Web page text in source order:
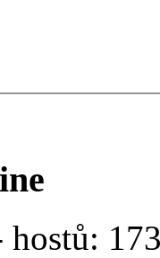
hostů: